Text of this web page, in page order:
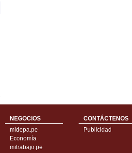
NEGOCIOS
midepa.pe
Economía
mitrabajo.pe
CONTÁCTENOS
Publicidad